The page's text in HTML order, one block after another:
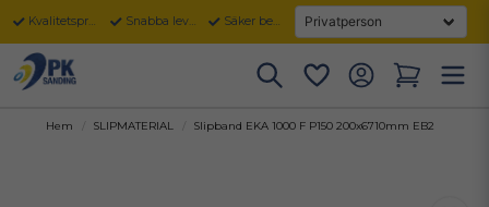
Kvalitetsprodukter Snabba leveranser Säker betalning
Hem SLIPMATERIAL Slipband EKA 1000 F P150 200x6710mm EB2